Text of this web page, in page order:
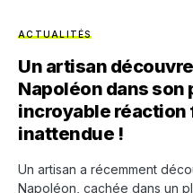
ACTUALITÉS
Un artisan
Napoléon dans son
incroyable réaction
inattendue !
Un artisan a récemment
Napoléon, cachée dans un